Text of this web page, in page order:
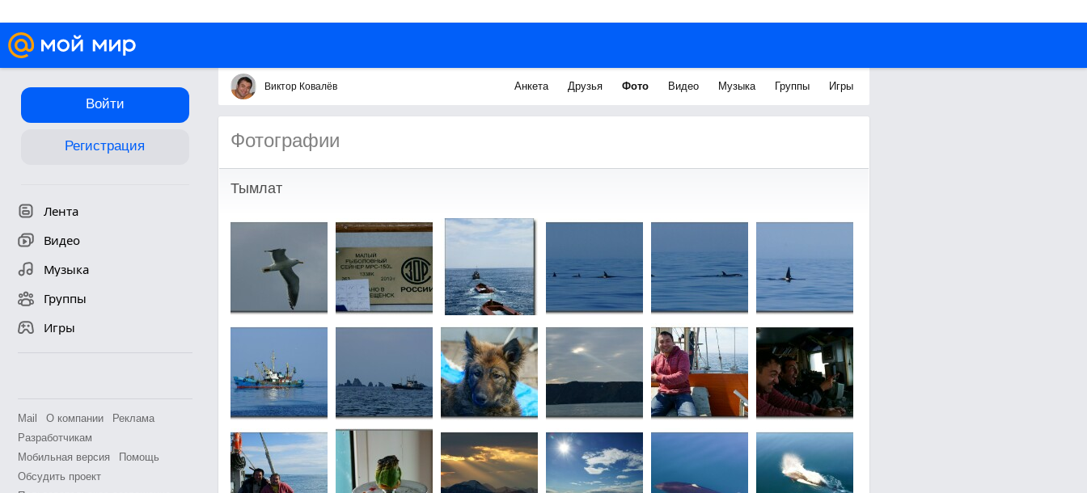
Войти
Регистрация
Лента
Видео
Музыка
Группы
Игры
Mail О компании
Реклама
Разработчикам
Мобильная версия
Помощь
Обсудить проект
Виктор Ковалёв Анкета Друзья Фото Видео Музыка Группы Игры
Фотографии
Тымлат